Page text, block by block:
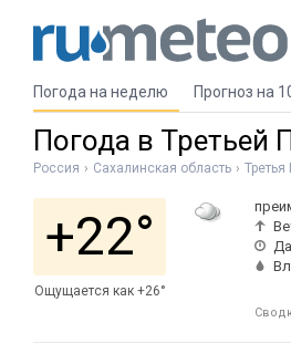
Погода на неделю Прогноз на
Погода в Третьей
Россия Сахалинская область Третья
+22°
Ощущается как +26°